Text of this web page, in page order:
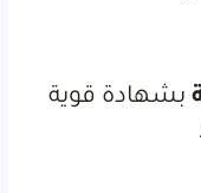
بشهادة قوية